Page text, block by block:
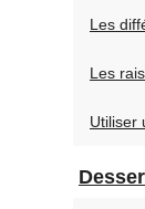
Les
Les
Utiliser